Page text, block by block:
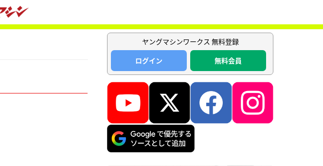
ヤングマシンワークス 無料登録
ログイン
無料会員